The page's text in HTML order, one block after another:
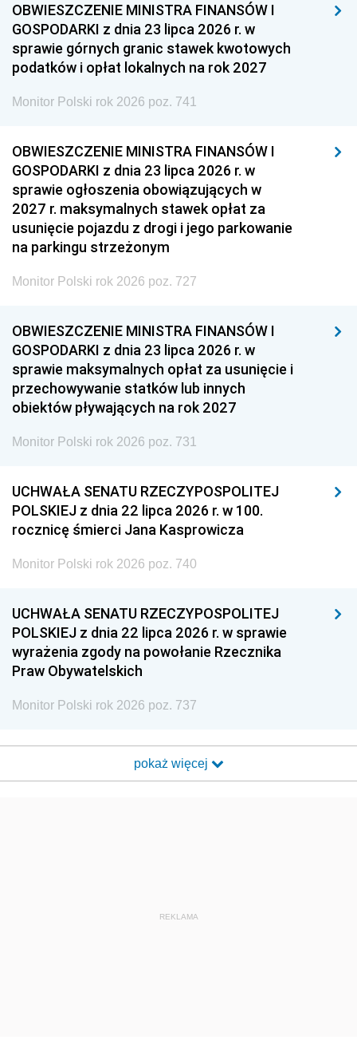
OBWIESZCZENIE MINISTRA FINANSÓW I
GOSPODARKI z dnia 23 lipca 2026 r. w
sprawie górnych granic stawek kwotowych
podatków i opłat lokalnych na rok 2027
Monitor Polski rok 2026 poz. 741
OBWIESZCZENIE MINISTRA FINANSÓW I
GOSPODARKI z dnia 23 lipca 2026 r. w
sprawie ogłoszenia obowiązujących w
2027 r. maksymalnych stawek opłat za
usunięcie pojazdu z drogi i jego parkowanie
na parkingu strzeżonym
Monitor Polski rok 2026 poz. 727
OBWIESZCZENIE MINISTRA FINANSÓW I
GOSPODARKI z dnia 23 lipca 2026 r. w
sprawie maksymalnych opłat za usunięcie i
przechowywanie statków lub innych
obiektów pływających na rok 2027
Monitor Polski rok 2026 poz. 731
UCHWAŁA SENATU RZECZYPOSPOLITEJ
POLSKIEJ z dnia 22 lipca 2026 r. w 100.
rocznicę śmierci Jana Kasprowicza
Monitor Polski rok 2026 poz. 740
UCHWAŁA SENATU RZECZYPOSPOLITEJ
POLSKIEJ z dnia 22 lipca 2026 r. w sprawie
wyrażenia zgody na powołanie Rzecznika
Praw Obywatelskich
Monitor Polski rok 2026 poz. 737
pokaż więcej
REKLAMA